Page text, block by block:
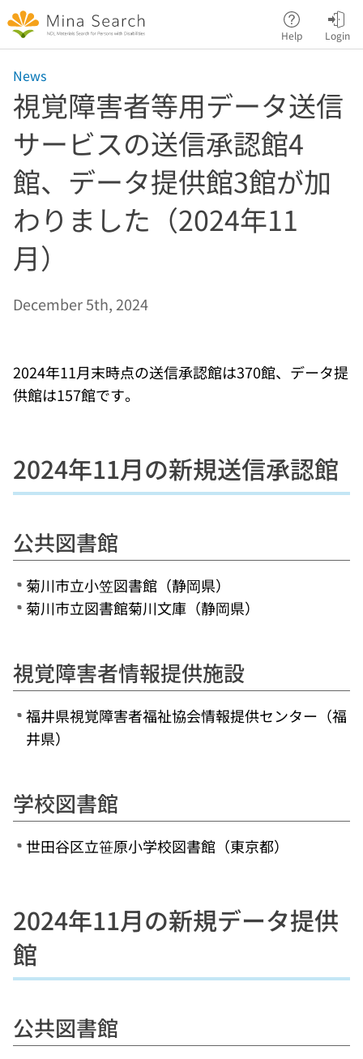
Jump to main content
Help Login
News
視覚障害者等用データ送信
サービスの送信承認館4
館、データ提供館3館が加
わりました（2024年11
月）
December 5th, 2024
2024年11月末時点の送信承認館は370館、データ提
供館は157館です。
2024年11月の新規送信承認館
公共図書館
菊川市立小笠図書館（静岡県）
菊川市立図書館菊川文庫（静岡県）
視覚障害者情報提供施設
福井県視覚障害者福祉協会情報提供センター（福
井県）
学校図書館
世田谷区立笹原小学校図書館（東京都）
2024年11月の新規データ提供
館
公共図書館